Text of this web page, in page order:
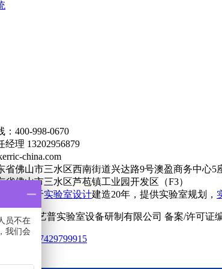
：400-998-0670
理 13202956879
china.com
省佛山市三水区西南街道兴达路9号澳盈商务中心5
省佛山市三水区芦苞镇工业园开发区（F3）
团专注于实验室设计建造20年，提供实验室规划，
广东科艺普实验室设备研制有限公司 备案/许可证
员不在
我们会